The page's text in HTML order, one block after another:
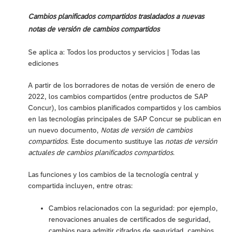
Cambios planificados compartidos trasladados a nuevas
notas de versión de cambios compartidos
Se aplica a: Todos los productos y servicios | Todas las
ediciones
A partir de los borradores de notas de versión de enero de
2022, los cambios compartidos (entre productos de SAP
Concur), los cambios planificados compartidos y los cambios
en las tecnologías principales de SAP Concur se publican en
un nuevo documento, Notas de versión de cambios
compartidos. Este documento sustituye las notas de versión
actuales de cambios planificados compartidos.
Las funciones y los cambios de la tecnología central y
compartida incluyen, entre otras:
Cambios relacionados con la seguridad: por ejemplo,
renovaciones anuales de certificados de seguridad,
cambios para admitir cifrados de seguridad, cambios